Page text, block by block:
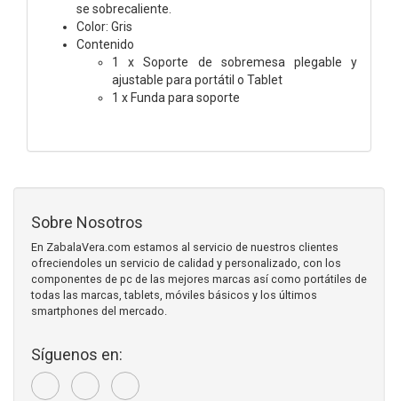
se sobrecaliente.
Color: Gris
Contenido
1 x Soporte de sobremesa plegable y
ajustable para portátil o Tablet
1 x Funda para soporte
Sobre Nosotros
En ZabalaVera.com estamos al servicio de nuestros clientes
ofreciendoles un servicio de calidad y personalizado, con los
componentes de pc de las mejores marcas así como portátiles de
todas las marcas, tablets, móviles básicos y los últimos
smartphones del mercado.
Síguenos en: